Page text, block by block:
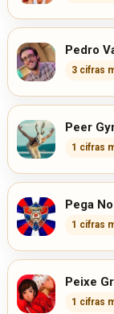
Pedro
3 cifras
Peer
1 cifras
Pega
1 cifras
Peixe
1 cifras